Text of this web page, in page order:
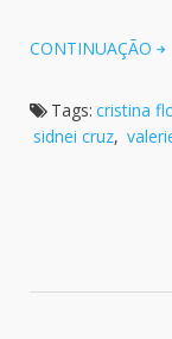
CONTINUAÇÃO
Tags: cristina
sidnei cruz,